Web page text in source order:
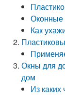
Оконные
Как
Окны для
дом
Из каких